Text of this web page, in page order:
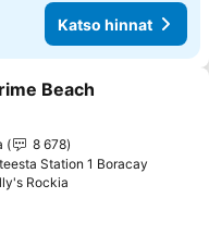
Katso hinnat
Beach
8 678
Station 1 Boracay
Rockia